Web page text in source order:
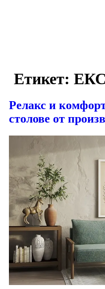
Етикет:
Релакс и
столове от